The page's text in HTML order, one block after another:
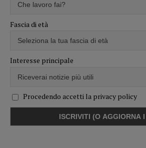
Fascia di età
Interesse principale
Procedendo accetti la privacy policy